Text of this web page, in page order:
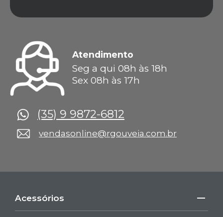
Atendimento
Seg a qui 08h às 18h
Sex 08h às 17h
(35) 9 9872-6812
vendasonline@rgouveia.com.br
Acessórios